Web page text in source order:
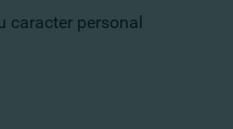
caracter personal